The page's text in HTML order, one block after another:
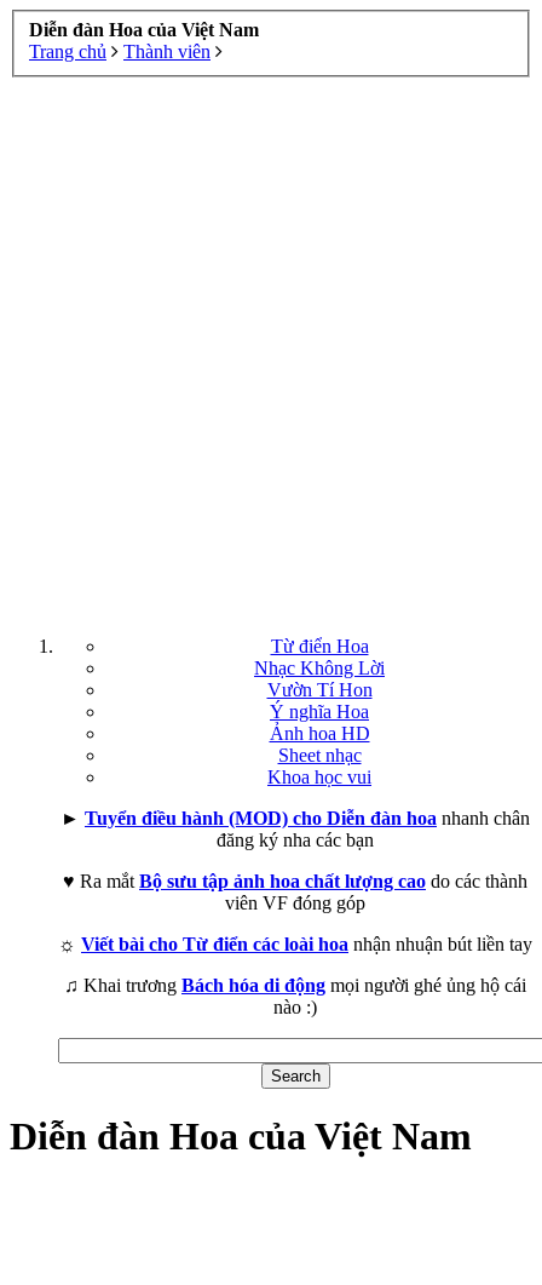
Diễn đàn Hoa của Việt Nam
Trang chủ
Thành viên
Từ điển Hoa
Nhạc Không Lời
Vườn Tí Hon
Ý nghĩa Hoa
Ảnh hoa HD
Sheet nhạc
Khoa học vui
► Tuyển điều hành (MOD) cho Diễn đàn hoa nhanh chân
đăng ký nha các bạn
♥ Ra mắt Bộ sưu tập ảnh hoa chất lượng cao do các thành
viên VF đóng góp
☼ Viết bài cho Từ điển các loài hoa nhận nhuận bút liền tay
♫ Khai trương Bách hóa di động mọi người ghé ủng hộ cái
nào :)
Diễn đàn Hoa của Việt Nam